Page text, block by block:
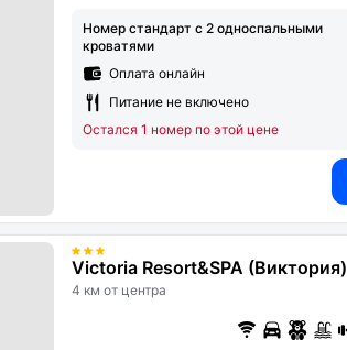
Номер стандарт с 2 односпальными
кроватями
Оплата онлайн
Питание не включено
Остался 1 номер по этой цене
Victoria Resort&SPA (Виктория)
4 км от центра